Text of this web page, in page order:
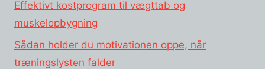
Effektivt kostprogram til vægttab og
muskelopbygning
Sådan holder du motivationen oppe, når
træningslysten falder